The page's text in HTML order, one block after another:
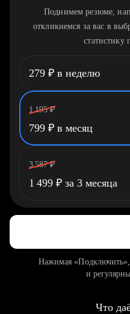
Поднимем резюме,
откликнемся за вас в
статистику
279 ₽ в неделю
1 195 ₽
799 ₽ в месяц
3 587 ₽
1 499 ₽ за 3 месяца
Нажимая «Подключить»,
и
Что